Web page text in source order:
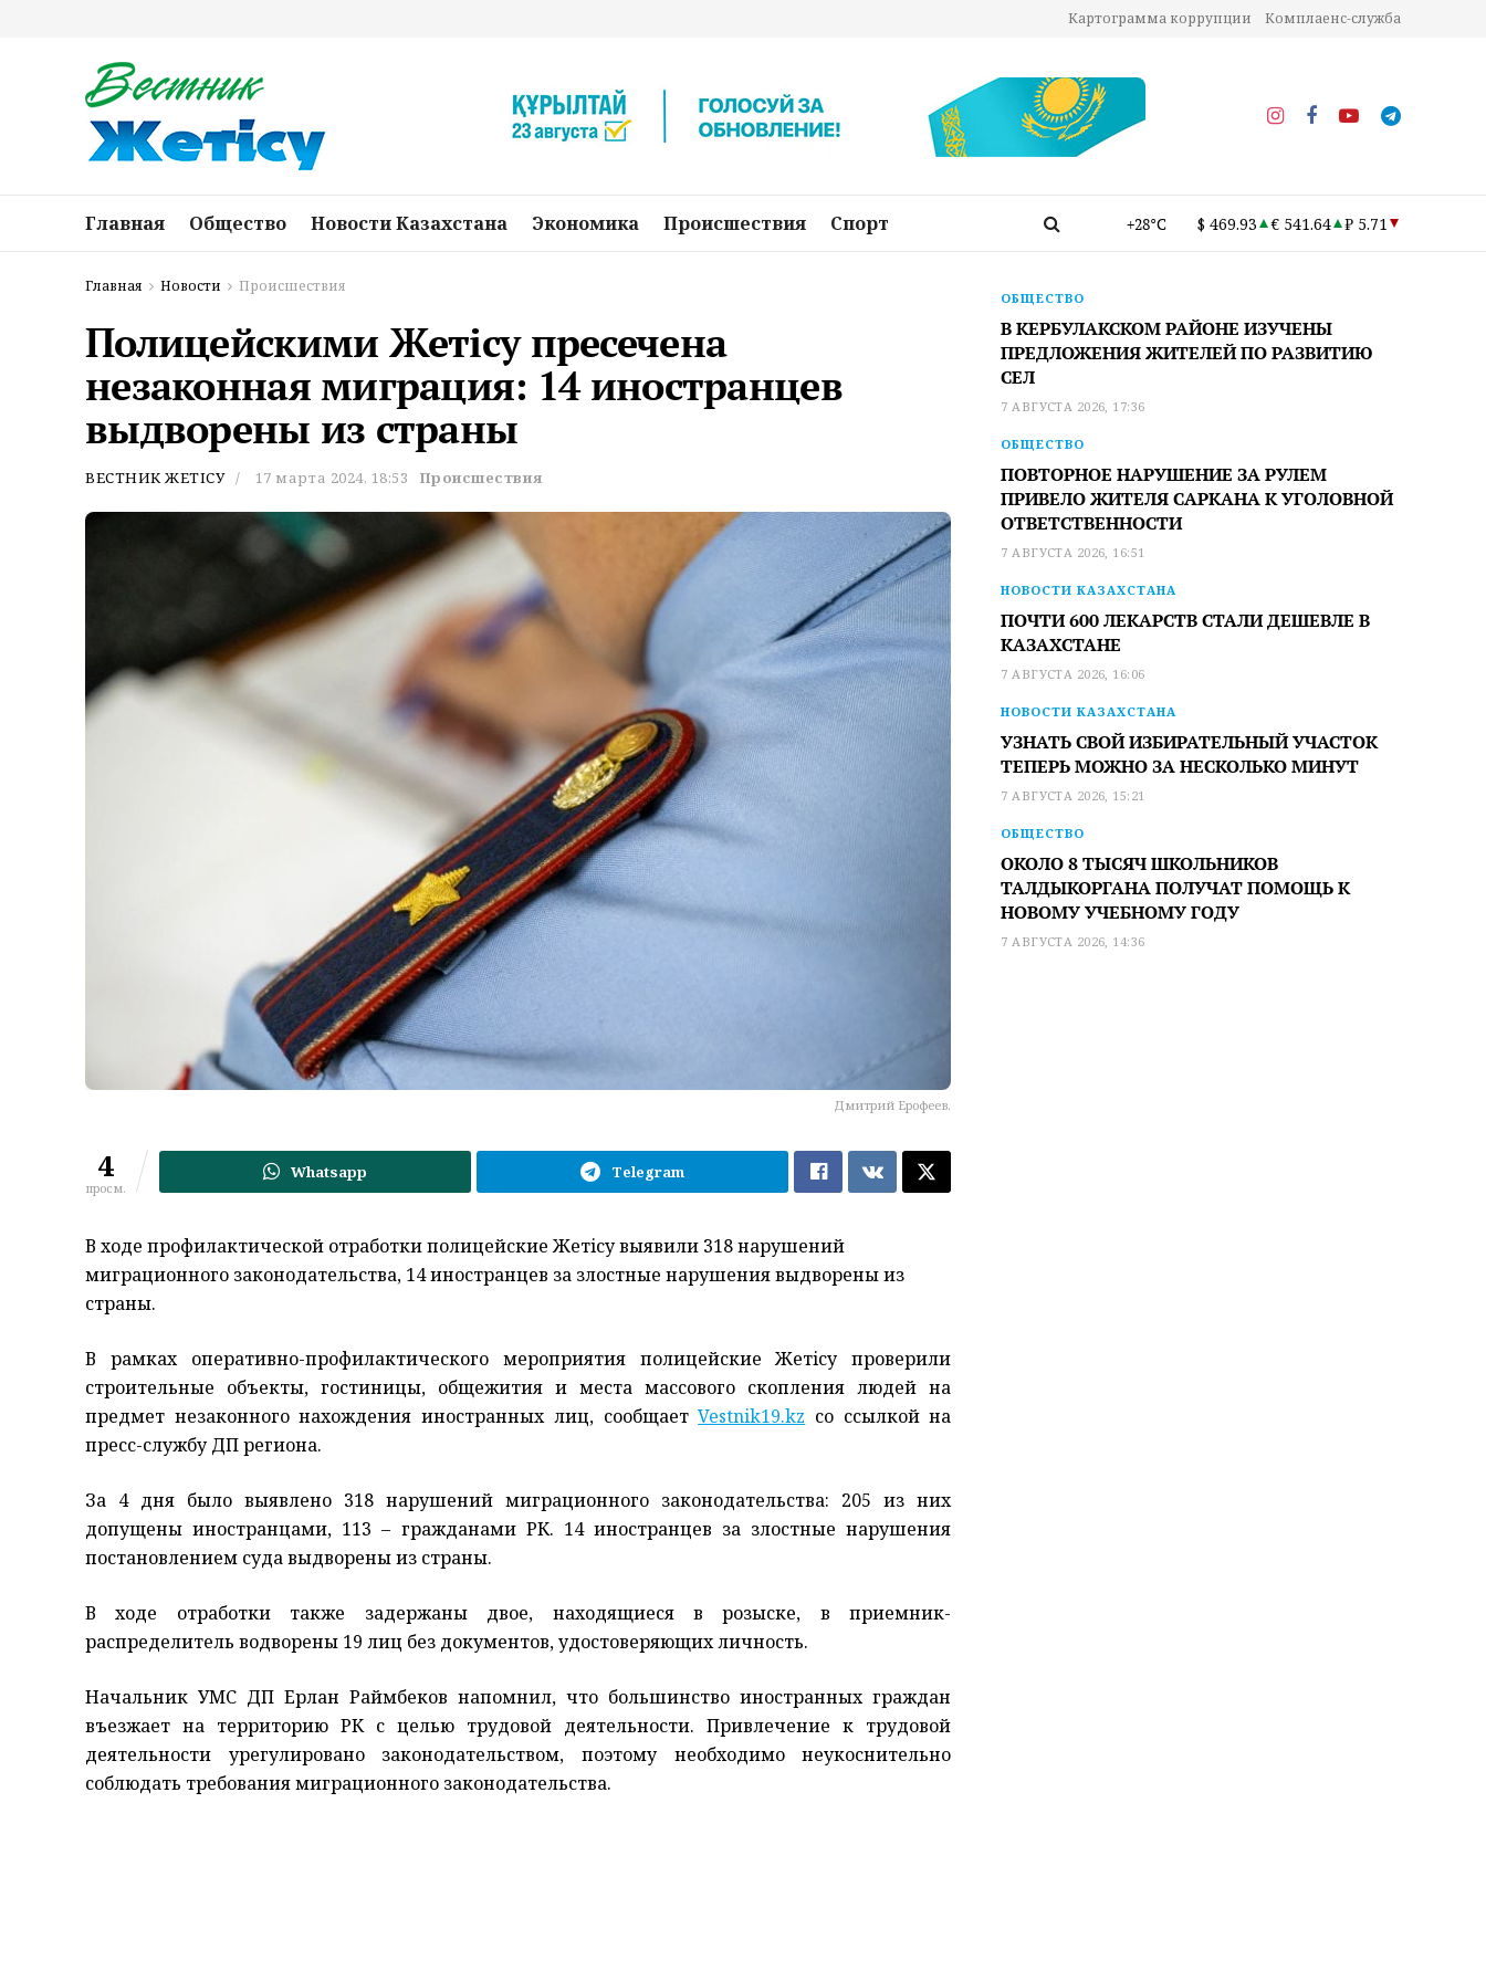
Картограмма коррупции Комплаенс-служба
Главная Общество Новости Казахстана Экономика Происшествия Спорт +28°C $ 469.93 € 541.64 ₽ 5.71
Главная Новости Происшествия
Полицейскими Жетiсу пресечена
незаконная миграция: 14 иностранцев
выдворены из страны
ВЕСТНИК ЖЕТІСУ 17 марта 2024, 18:53 Происшествия
Дмитрий Ерофеев.
4
просм.
Whatsapp Telegram
В ходе профилактической отработки полицейские Жетiсу выявили 318 нарушений
миграционного законодательства, 14 иностранцев за злостные нарушения выдворены из
страны.
В рамках оперативно-профилактического мероприятия полицейские Жетiсу проверили
строительные объекты, гостиницы, общежития и места массового скопления людей на
предмет незаконного нахождения иностранных лиц, сообщаетVestnik19.kz со ссылкой на
пресс-службу ДП региона.
За 4 дня было выявлено 318 нарушений миграционного законодательства: 205 из них
допущены иностранцами, 113 – гражданами РК. 14 иностранцев за злостные нарушения
постановлением суда выдворены из страны.
В ходе отработки также задержаны двое, находящиеся в розыске, в приемник-
распределитель водворены 19 лиц без документов, удостоверяющих личность.
Начальник УМС ДП Ерлан Раймбеков напомнил, что большинство иностранных граждан
въезжает на территорию РК с целью трудовой деятельности. Привлечение к трудовой
деятельности урегулировано законодательством, поэтому необходимо неукоснительно
соблюдать требования миграционного законодательства.
ОБЩЕСТВО
В КЕРБУЛАКСКОМ РАЙОНЕ ИЗУЧЕНЫ
ПРЕДЛОЖЕНИЯ ЖИТЕЛЕЙ ПО РАЗВИТИЮ
СЕЛ
7 АВГУСТА 2026, 17:36
ОБЩЕСТВО
ПОВТОРНОЕ НАРУШЕНИЕ ЗА РУЛЕМ
ПРИВЕЛО ЖИТЕЛЯ САРКАНА К УГОЛОВНОЙ
ОТВЕТСТВЕННОСТИ
7 АВГУСТА 2026, 16:51
НОВОСТИ КАЗАХСТАНА
ПОЧТИ 600 ЛЕКАРСТВ СТАЛИ ДЕШЕВЛЕ В
КАЗАХСТАНЕ
7 АВГУСТА 2026, 16:06
НОВОСТИ КАЗАХСТАНА
УЗНАТЬ СВОЙ ИЗБИРАТЕЛЬНЫЙ УЧАСТОК
ТЕПЕРЬ МОЖНО ЗА НЕСКОЛЬКО МИНУТ
7 АВГУСТА 2026, 15:21
ОБЩЕСТВО
ОКОЛО 8 ТЫСЯЧ ШКОЛЬНИКОВ
ТАЛДЫКОРГАНА ПОЛУЧАТ ПОМОЩЬ К
НОВОМУ УЧЕБНОМУ ГОДУ
7 АВГУСТА 2026, 14:36